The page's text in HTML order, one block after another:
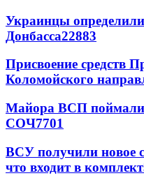
Украинцы
Донбасса22883
Присвоение средств
Коломойского
Майора ВСП
СОЧ7701
ВСУ получили новое
что входит в комплект